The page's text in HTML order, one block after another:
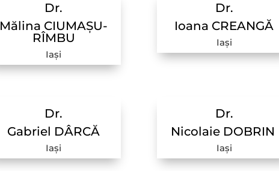
Dr.
Mălina CIUMAȘU-
RÎMBU
Iași
Dr.
Ioana CREANGĂ
Iași
Dr.
Gabriel DÂRCĂ
Iași
Dr.
Nicolaie DOBRIN
Iași